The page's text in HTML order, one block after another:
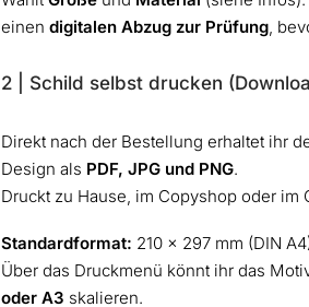
einen digitalen Abzug zur Prüfung,
2 | Schild selbst drucken
Direkt nach der Bestellung erhaltet ihr
Design als PDF, JPG und PNG.
Druckt zu Hause, im Copyshop oder im
Standardformat: 210 × 297 mm (DIN
Über das Druckmenü könnt ihr das
oder A3 skalieren.